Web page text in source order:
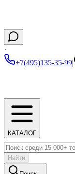
·
+7(495)135-35-99|
КАТАЛОГ
Найти